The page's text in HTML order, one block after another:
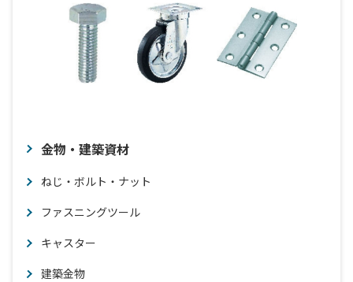
金物・建築資材
ねじ・ボルト・ナット
ファスニングツール
キャスター
建築金物